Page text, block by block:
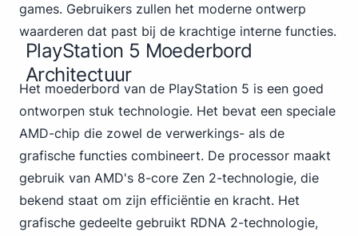
games. Gebruikers zullen het moderne ontwerp
waarderen dat past bij de krachtige interne functies.
PlayStation 5 Moederbord
Architectuur
Het moederbord van de PlayStation 5 is een goed
ontworpen stuk technologie. Het bevat een speciale
AMD-chip die zowel de verwerkings- als de
grafische functies combineert. De processor maakt
gebruik van AMD's 8-core Zen 2-technologie, die
bekend staat om zijn efficiëntie en kracht. Het
grafische gedeelte gebruikt RDNA 2-technologie,